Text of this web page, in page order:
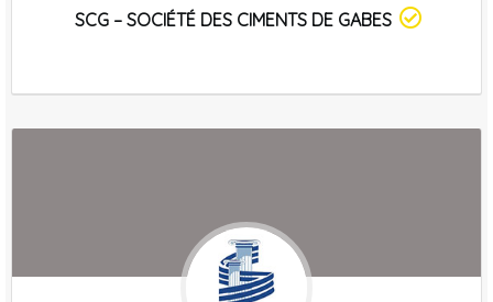
SCG – SOCIÉTÉ DES CIMENTS DE GABES